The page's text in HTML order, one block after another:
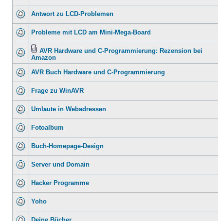
Antwort zu LCD-Problemen
Probleme mit LCD am Mini-Mega-Board
AVR Hardware und C-Programmierung: Rezension bei
Amazon
AVR Buch Hardware und C-Programmierung
Frage zu WinAVR
Umlaute in Webadressen
Fotoalbum
Buch-Homepage-Design
Server und Domain
Hacker Programme
Yoho